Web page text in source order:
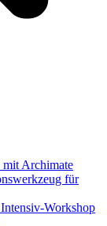
Archimate
für
Workshop